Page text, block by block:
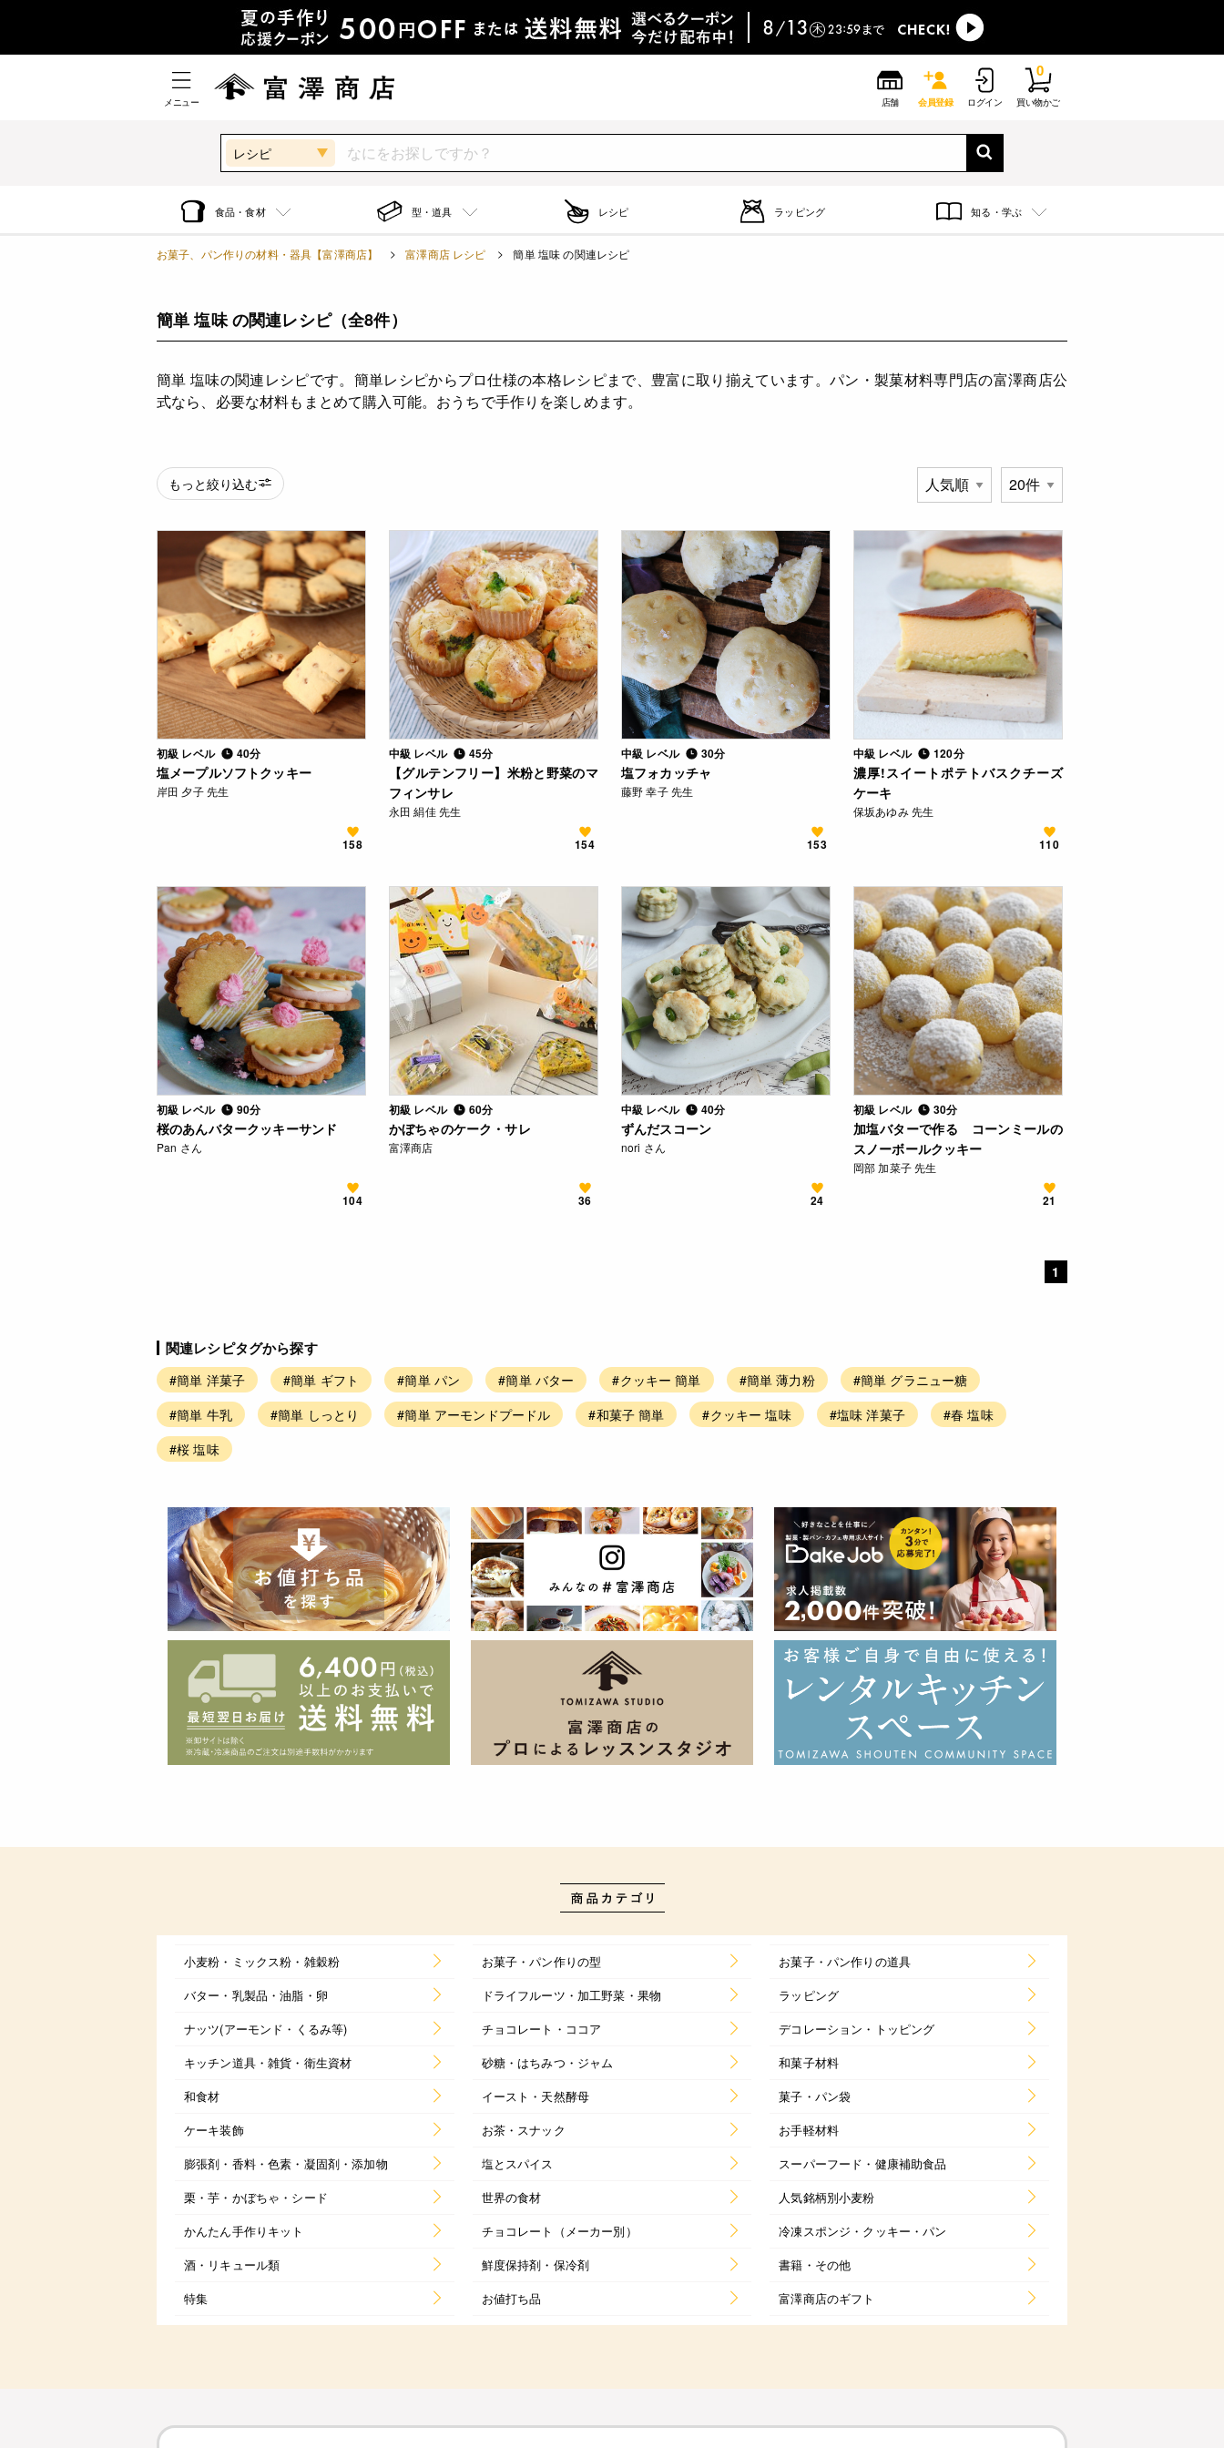
メニュー 店舗 会員登録 ログイン 買い物かご
0
レシピ
食品・食材 型・道具 レシピ ラッピング 知る・学ぶ
お菓子、パン作りの材料・器具【富澤商店】 富澤商店 レシピ 簡単 塩味 の関連レシピ
簡単 塩味 の関連レシピ（全8件）
簡単 塩味の関連レシピです。簡単レシピからプロ仕様の本格レシピまで、豊富に取り揃えています。パン・製菓材料専門店の富澤商店公
式なら、必要な材料もまとめて購入可能。おうちで手作りを楽しめます。
もっと絞り込む
初級 レベル 40分
塩メープルソフトクッキー
岸田 夕子 先生
158
中級 レベル 45分
【グルテンフリー】米粉と野菜のマ
フィンサレ
永田 絹佳 先生
154
中級 レベル 30分
塩フォカッチャ
藤野 幸子 先生
153
中級 レベル 120分
濃厚!スイートポテトバスクチーズ
ケーキ
保坂あゆみ 先生
110
初級 レベル 90分
桜のあんバタークッキーサンド
Pan さん
104
初級 レベル 60分
かぼちゃのケーク・サレ
富澤商店
36
中級 レベル 40分
ずんだスコーン
nori さん
24
初級 レベル 30分
加塩バターで作る コーンミールの
スノーボールクッキー
岡部 加菜子 先生
21
1
関連レシピタグから探す
#簡単 洋菓子 #簡単 ギフト #簡単 パン #簡単 バター #クッキー 簡単 #簡単 薄力粉
#簡単 グラニュー糖
#簡単 牛乳
#簡単 しっとり #簡単 アーモンドプードル #和菓子 簡単 #クッキー 塩味 #塩味 洋菓子
#春 塩味
#桜 塩味
小麦粉・ミックス粉・雑穀粉 お菓子・パン作りの型
お菓子・パン作りの道具
バター・乳製品・油脂・卵
ドライフルーツ・加工野菜・果物
ラッピング
ナッツ(アーモンド・くるみ等)
チョコレート・ココア
デコレーション・トッピング
キッチン道具・雑貨・衛生資材
砂糖・はちみつ・ジャム
和菓子材料
和食材
イースト・天然酵母
菓子・パン袋
ケーキ装飾
お茶・スナック
お手軽材料
膨張剤・香料・色素・凝固剤・添加物
塩とスパイス
スーパーフード・健康補助食品
栗・芋・かぼちゃ・シード
世界の食材
人気銘柄別小麦粉
かんたん手作りキット
チョコレート（メーカー別）
冷凍スポンジ・クッキー・パン
酒・リキュール類
鮮度保持剤・保冷剤
書籍・その他
特集
お値打ち品 富澤商店のギフト